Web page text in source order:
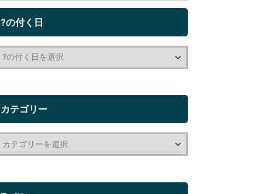
?の付く日
カテゴリー